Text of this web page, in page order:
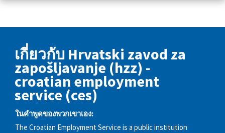
เกี่ยวกับ Hrvatski zavod za
zapošljavanje (hzz) -
croatian employment
service (ces)
ในคำพูดของพวกเขาเอง:
The Croatian Employment Service is a public institution